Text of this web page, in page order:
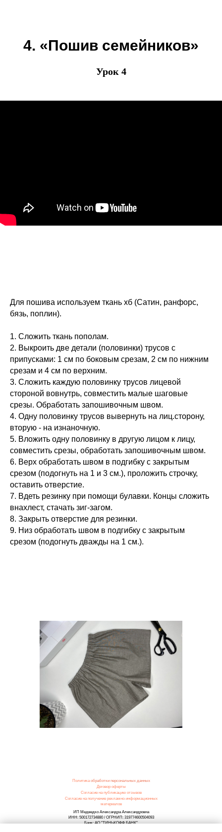
4. «Пошив семейников»
Урок 4
Для пошива используем ткань хб (Сатин, ранфорс,
бязь, поплин).
1. Сложить ткань пополам.
2. Выкроить две детали (половинки) трусов с
припусками: 1 см по боковым срезам, 2 см по нижним
срезам и 4 см по верхним.
3. Сложить каждую половинку трусов лицевой
стороной вовнутрь, совместить малые шаговые
срезы. Обработать запошивочным швом.
4. Одну половинку трусов вывернуть на лиц.сторону,
вторую - на изнаночную.
5. Вложить одну половинку в другую лицом к лицу,
совместить срезы, обработать запошивочным швом.
6. Верх обработать швом в подгибку с закрытым
срезом (подогнуть на 1 и 3 см.), проложить строчку,
оставить отверстие.
7. Вдеть резинку при помощи булавки. Концы сложить
внахлест, стачать зиг-загом.
8. Закрыть отверстие для резинки.
9. Низ обработать швом в подгибку с закрытым
срезом (подогнуть дважды на 1 см.).
Политикаобработки персональных данных
ИП Медведко Александра Александровна
ИНН: 500172734880 / ОГРНИП: 319774600504093
Банк: АО "ТИНЬКОФФ БАНК"
Договор оферты
Согласие на публикацию отзывов
Согласие на получение рекламно-информационных
материалов